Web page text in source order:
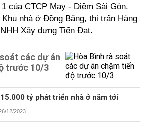
của CTCP May - Diêm Sài Gòn.
Khu nhà ở Đồng Băng, thị trấn Hàng
Xây dựng Tiến Đạt.
các dự án
trước 10/3
tỷ phát triển nhà ở năm tới
12/2023